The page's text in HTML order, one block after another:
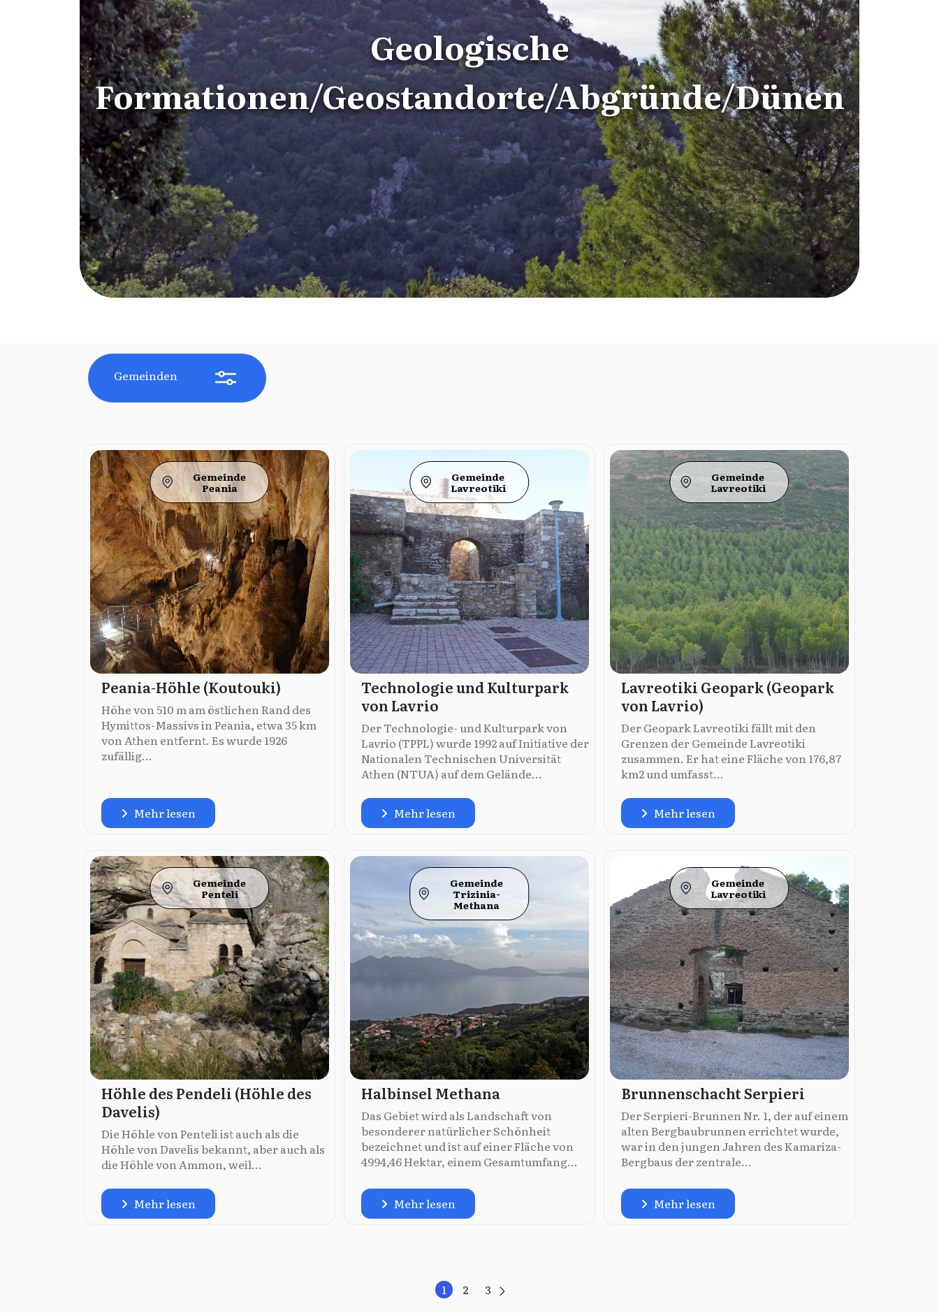
Geologische
Formationen/Geostandorte/Abgründe/Dünen
Gemeinden
Gemeinde
Peania
Peania-Höhle (Koutouki)
Höhe von 510 m am östlichen Rand des
Hymittos-Massivs in Peania, etwa 35 km
von Athen entfernt. Es wurde 1926
zufällig...
Mehr lesen
Gemeinde
Lavreotiki
Technologie und Kulturpark
von Lavrio
Der Technologie- und Kulturpark von
Lavrio (TPPL) wurde 1992 auf Initiative der
Nationalen Technischen Universität
Athen (NTUA) auf dem Gelände...
Mehr lesen
Gemeinde
Lavreotiki
Lavreotiki Geopark (Geopark
von Lavrio)
Der Geopark Lavreotiki fällt mit den
Grenzen der Gemeinde Lavreotiki
zusammen. Er hat eine Fläche von 176,87
km2 und umfasst...
Mehr lesen
Gemeinde
Penteli
Höhle des Pendeli (Höhle des
Davelis)
Die Höhle von Penteli ist auch als die
Höhle von Davelis bekannt, aber auch als
die Höhle von Ammon, weil...
Mehr lesen
Gemeinde
Trizinia-
Methana
Halbinsel Methana
Das Gebiet wird als Landschaft von
besonderer natürlicher Schönheit
bezeichnet und ist auf einer Fläche von
4994,46 Hektar, einem Gesamtumfang...
Mehr lesen
Gemeinde
Lavreotiki
Brunnenschacht Serpieri
Der Serpieri-Brunnen Nr. 1, der auf einem
alten Bergbaubrunnen errichtet wurde,
war in den jungen Jahren des Kamariza-
Bergbaus der zentrale...
Mehr lesen
1 2 3